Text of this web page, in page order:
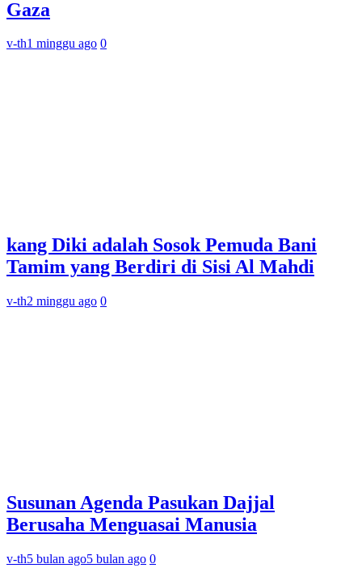
Gaza
v-th1 minggu ago 0
kang Diki adalah Sosok Pemuda Bani
Tamim yang Berdiri di Sisi Al Mahdi
v-th2 minggu ago 0
Susunan Agenda Pasukan Dajjal
Berusaha Menguasai Manusia
v-th5 bulan ago5 bulan ago 0